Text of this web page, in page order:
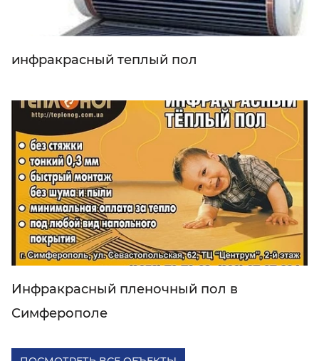
инфракрасный теплый пол
Инфракрасный пленочный пол в
Симферополе